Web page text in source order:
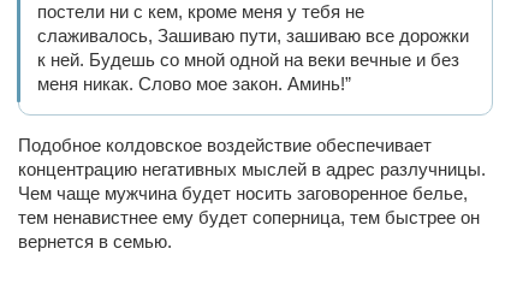
постели ни с кем, кроме меня у тебя не
слаживалось, Зашиваю пути, зашиваю все дорожки
к ней. Будешь со мной одной на веки вечные и без
меня никак. Слово мое закон. Аминь!”
Подобное колдовское воздействие обеспечивает
концентрацию негативных мыслей в адрес разлучницы.
Чем чаще мужчина будет носить заговоренное белье,
тем ненавистнее ему будет соперница, тем быстрее он
вернется в семью.